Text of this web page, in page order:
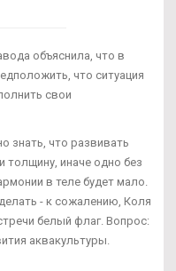
объяснила, что в
что ситуация
свои
знать, что развивать
толщину, иначе одно без
в теле будет мало.
- к сожалению, Коля
белый флаг. Вопрос:
аквакультуры.